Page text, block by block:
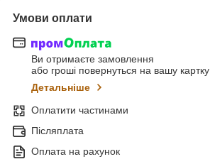
Умови оплати
Ви отримаєте замовлення
або гроші повернуться на вашу картку
Детальніше
Оплатити частинами
Післяплата
Оплата на рахунок